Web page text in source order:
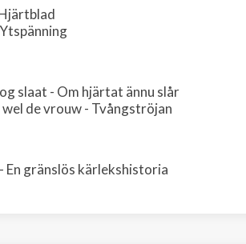
slaat - Om hjärtat ännu slår
de vrouw - Tvångströjan
En gränslös kärlekshistoria